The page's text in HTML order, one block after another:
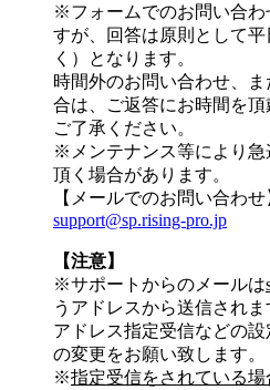
※フォームでのお問い合わ
すが、
回答は原則として平
く）
となります。
時間外のお問い合わせ、
合は、ご返答にお時間を
ご了承ください。
※メンテナンス等により急
頂く場合があります。
【メールでのお問い合わせ
support@sp.rising-pro.jp
【注意】
※サポートからのメールは
うアドレスから送信され
アドレス指定受信などの
の変更をお願い致します。
※指定受信をされている